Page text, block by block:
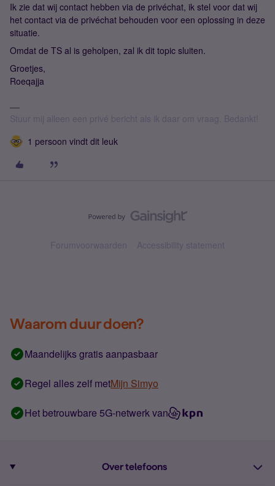
Ik zie dat wij contact hebben via de privéchat, ik stel voor dat wij
het contact via de privéchat behouden voor een oplossing in deze
situatie.
Omdat de TS al is geholpen, zal ik dit topic sluiten.
Groetjes,
Roeqajja
Stuur mij alleen een privé bericht als ik daar om vraag. Bedankt!
1 persoon vindt dit leuk
Forumvoorwaarden Accessibility statement
Waarom duur doen?
Maandelijks gratis aanpasbaar
Regel alles zelf metMijn Simyo
Het betrouwbare 5G-netwerk van
Over telefoons